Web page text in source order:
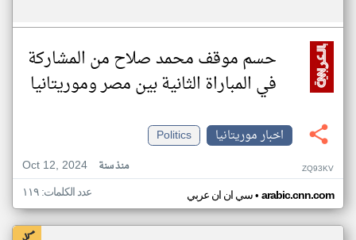
حسم موقف محمد صلاح من المشاركة
في المباراة الثانية بين مصر وموريتانيا
اخبار موريتانيا
Politics
Oct 12, 2024
منذ سنة ZQ93KV
سي ان ان عربي• arabic.cnn.com عدد الكلمات: ١١٩